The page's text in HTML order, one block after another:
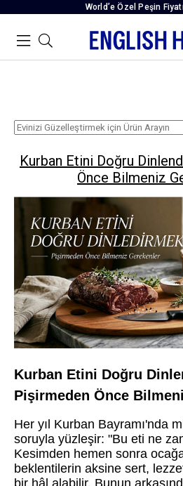
World’e Özel Peşin
Kurban Etini Doğru
Önce Bilmeniz
Kurban Etini Doğru
Pişirmeden Önce
Her yıl Kurban Bayramı'nda
soruyla yüzleşir: "Bu eti ne
Kesimden hemen sonra
beklentilerin aksine sert,